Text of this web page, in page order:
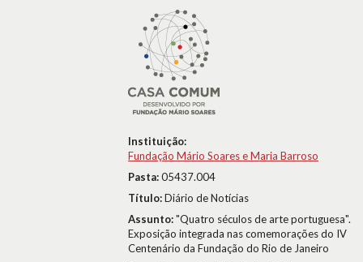
Instituição:
Fundação Mário Soares e Maria Barroso
Pasta:05437.004
Título:Diário de Notícias
Assunto:"Quatro séculos de arte portuguesa".
Exposição integrada nas comemorações do IV
Centenário da Fundação do Rio de Janeiro